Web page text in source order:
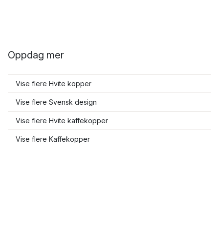
Oppdag mer
Vise flere Hvite kopper
Vise flere Svensk design
Vise flere Hvite kaffekopper
Vise flere Kaffekopper